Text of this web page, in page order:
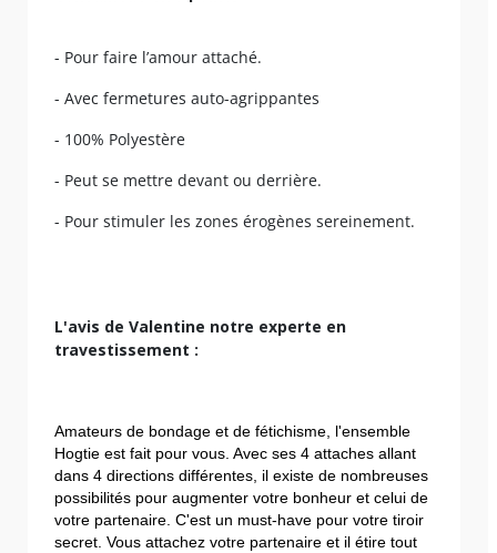
- Pour faire l’amour attaché.
- Avec fermetures auto-agrippantes
- 100% Polyestère
- Peut se mettre devant ou derrière.
- Pour stimuler les zones érogènes sereinement.
L'avis de Valentine notre experte en
travestissement :
Amateurs de bondage et de fétichisme, l'ensemble
Hogtie est fait pour vous. Avec ses 4 attaches allant
dans 4 directions différentes, il existe de nombreuses
possibilités pour augmenter votre bonheur et celui de
votre partenaire. C'est un must-have pour votre tiroir
secret. Vous attachez votre partenaire et il étire tout